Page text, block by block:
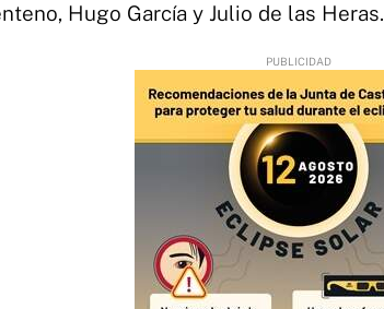
Hugo García y Julio de las Heras.